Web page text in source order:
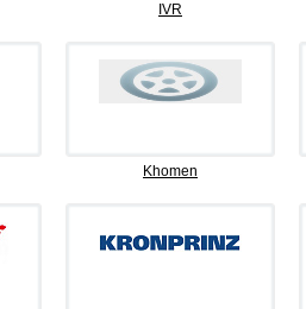
IVR
Khomen